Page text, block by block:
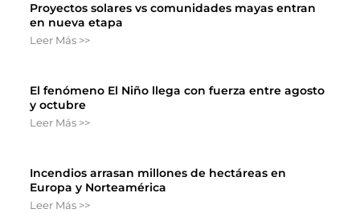
Proyectos solares vs comunidades mayas entran
en nueva etapa
Leer Más >>
El fenómeno El Niño llega con fuerza entre agosto
y octubre
Leer Más >>
Incendios arrasan millones de hectáreas en
Europa y Norteamérica
Leer Más >>